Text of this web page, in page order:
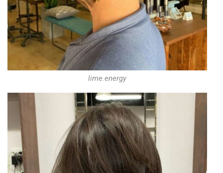
lime.energy